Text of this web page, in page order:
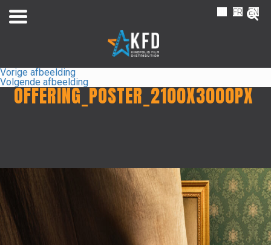
Home
FR EN
Vorige afbeelding
Volgende afbeelding
OFFERING_POSTER_2100X3000PX